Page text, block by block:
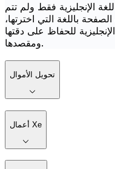
الإنجليزية فقط ولم تتم
باللغة التي اخترتها،
للحفاظ على دقتها
ومقصدها.
تحويل الأموال
أعمال Xe